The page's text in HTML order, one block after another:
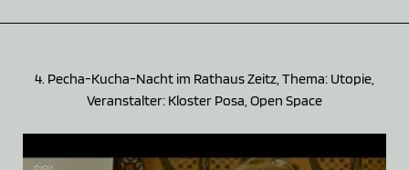
4. Pecha-Kucha-Nacht im Rathaus Zeitz, Thema: Utopie,
Veranstalter: Kloster Posa, Open Space